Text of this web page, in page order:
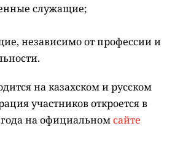
служащие;
независимо от профессии и
на казахском и русском
участников откроется в
года на официальномсайте